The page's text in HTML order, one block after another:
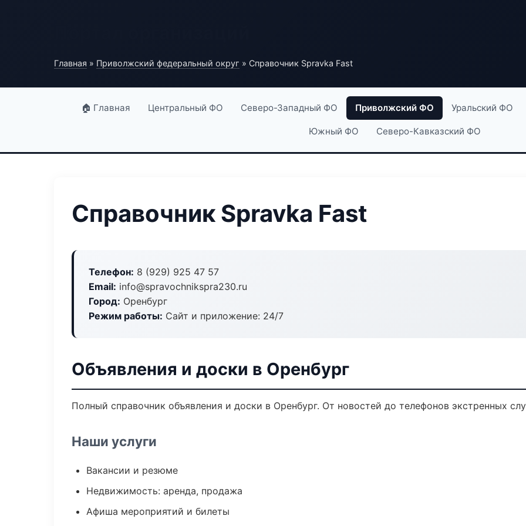
Главная » Приволжский федеральный округ » Справочник Spravka Fast
🏠 Главная Центральный ФО Северо-Западный ФО Приволжский ФО Уральский ФО
Южный ФО Северо-Кавказский ФО
Справочник Spravka Fast
Телефон: 8 (929) 925 47 57
Email: info@spravochnikspra230.ru
Город: Оренбург
Режим работы: Сайт и приложение: 24/7
Объявления и доски в Оренбург
Полный справочник объявления и доски в Оренбург. От новостей до телефонов экстренных
Наши услуги
Вакансии и резюме
Недвижимость: аренда, продажа
Афиша мероприятий и билеты